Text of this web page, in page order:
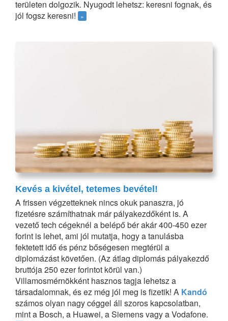
területen dolgozik. Nyugodt lehetsz: keresni fognak, és
jól fogsz keresni!
»
Kevés a kivétel, tetemes bevétel!
A frissen végzetteknek nincs okuk panaszra, jó
fizetésre számíthatnak már pályakezdőként is. A
vezető tech cégeknél a belépő bér akár 400-450 ezer
forint is lehet, ami jól mutatja, hogy a tanulásba
fektetett idő és pénz bőségesen megtérül a
diplomázást követően. (Az átlag diplomás pályakezdő
bruttója 250 ezer forintot körül van.)
Villamosmérnökként hasznos tagja lehetsz a
társadalomnak, és ez még jól meg is fizetik! A Kandó
számos olyan nagy céggel áll szoros kapcsolatban,
mint a Bosch, a Huawei, a Siemens vagy a Vodafone.